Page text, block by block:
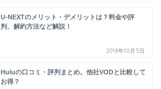
U-NEXTのメリット・デメリットは？料金や評
判、解約方法など解説！
2018年10月5日
Huluの口コミ・評判まとめ。他社VODと比較して
お得？